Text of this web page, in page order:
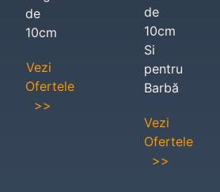
de
10cm
Vezi
Ofertele
>>
de
10cm
Si
pentru
Barbă
Vezi
Ofertele
>>